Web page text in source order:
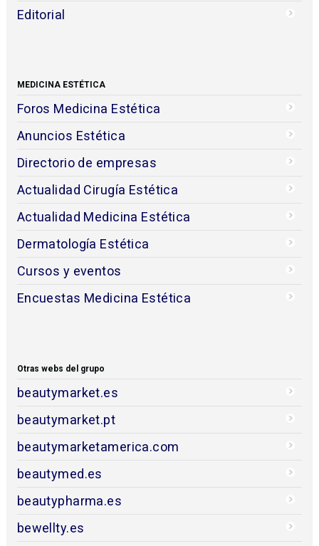
Editorial
MEDICINA ESTÉTICA
Foros Medicina Estética
Anuncios Estética
Directorio de empresas
Actualidad Cirugía Estética
Actualidad Medicina Estética
Dermatología Estética
Cursos y eventos
Encuestas Medicina Estética
Otras webs del grupo
beautymarket.es
beautymarket.pt
beautymarketamerica.com
beautymed.es
beautypharma.es
bewellty.es